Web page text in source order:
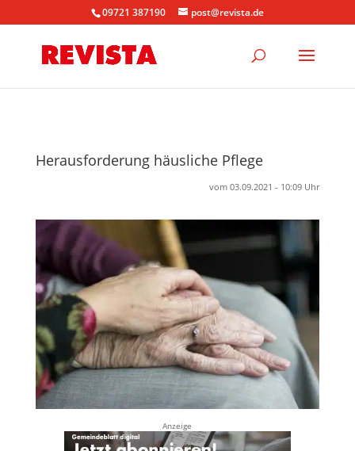
09721 387190 post@revista.de
Herausforderung häusliche Pflege
vom 03.09.2021 - 10:09 Uhr
Anzeige